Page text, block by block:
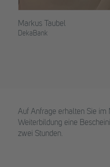
Markus Taubel
DekaBank
Auf Anfrage erhalten Sie im
Weiterbildung eine
zwei Stunden.